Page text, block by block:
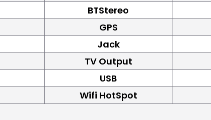
BTStereo
GPS
Jack
TV Output
USB
Wifi HotSpot